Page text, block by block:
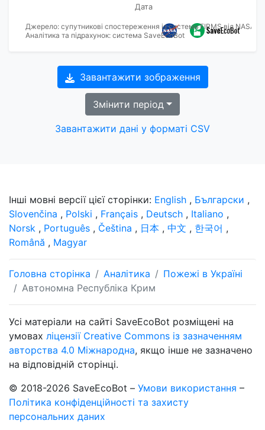
Головна сторінка Аналітика
Пожежі в Україні
Автономна Республіка Крим
Джерело: супутникові спостереження із системи FIRMS від NASA
Аналітика та підрахунок: система SaveEcoBot
Дата
Завантажити зображення
Змінити період
Завантажити дані у форматі CSV
Інші мовні версії цієї сторінки: English , Български ,
Slovenčina , Polski , Français , Deutsch , Italiano ,
Norsk , Português , Čeština , 日本 , 中文 , 한국어 ,
Română , Magyar
Усі матеріали на сайті SaveEcoBot розміщені на
умовах ліцензії Creative Commons із зазначенням
авторства 4.0 Міжнародна, якщо інше не зазначено
на відповідній сторінці.
© 2018-2026 SaveEcoBot – Умови використання –
Політика конфіденційності та захисту
персональних даних